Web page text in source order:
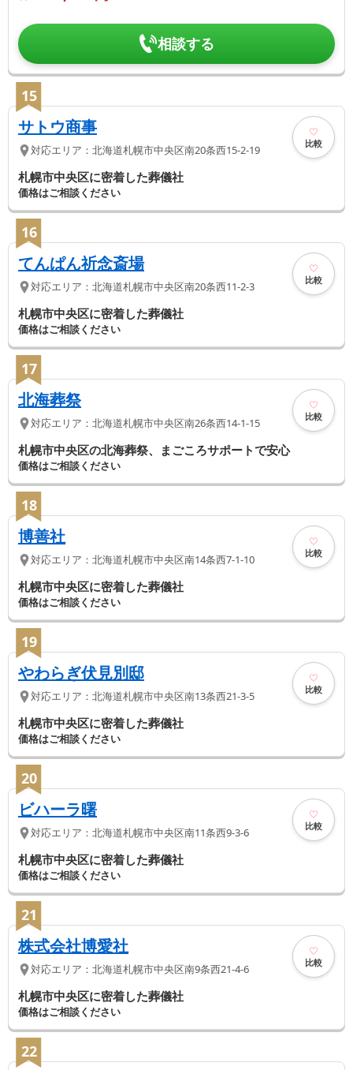
相談する
15
サトウ商事
対応エリア： 北海道札幌市中央区南20条西15-2-19 比較
札幌市中央区に密着した葬儀社
価格はご相談ください
16
てんぱん祈念斎場
対応エリア： 北海道札幌市中央区南20条西11-2-3 比較
札幌市中央区に密着した葬儀社
価格はご相談ください
17
北海葬祭
対応エリア： 北海道札幌市中央区南26条西14-1-15 比較
札幌市中央区の北海葬祭、まごころサポートで安心
価格はご相談ください
18
博善社
対応エリア： 北海道札幌市中央区南14条西7-1-10 比較
札幌市中央区に密着した葬儀社
価格はご相談ください
19
やわらぎ伏見別邸
対応エリア： 北海道札幌市中央区南13条西21-3-5 比較
札幌市中央区に密着した葬儀社
価格はご相談ください
20
ビハーラ曙
対応エリア： 北海道札幌市中央区南11条西9-3-6 比較
札幌市中央区に密着した葬儀社
価格はご相談ください
21
株式会社博愛社
対応エリア： 北海道札幌市中央区南9条西21-4-6 比較
札幌市中央区に密着した葬儀社
価格はご相談ください
22